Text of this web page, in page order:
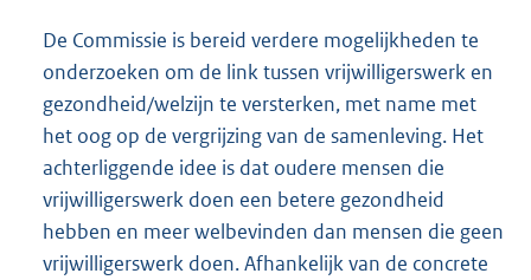
De Commissie is bereid verdere mogelijkheden te
onderzoeken om de link tussen vrijwilligerswerk en
gezondheid/welzijn te versterken, met name met
het oog op de vergrijzing van de samenleving. Het
achterliggende idee is dat oudere mensen die
vrijwilligerswerk doen een betere gezondheid
hebben en meer welbevinden dan mensen die geen
vrijwilligerswerk doen. Afhankelijk van de concrete